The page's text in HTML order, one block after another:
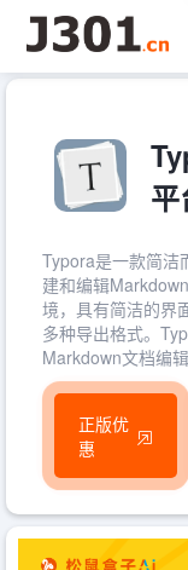
Typora是一款简洁
建和编辑
境，具有简洁的界
多种导出格式。
Markdown文档编
正版优
惠